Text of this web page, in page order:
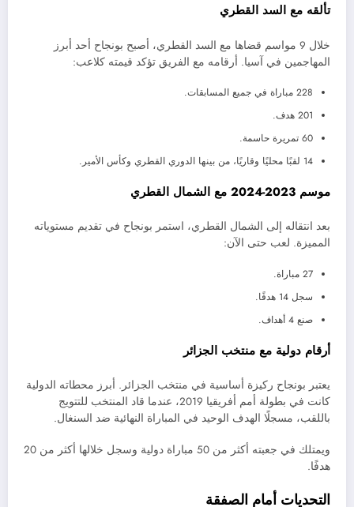
تألقه مع السد القطري
خلال 9 مواسم قضاها مع السد القطري، أصبح بونجاح أحد أبرز
المهاجمين في آسيا. أرقامه مع الفريق تؤكد قيمته كلاعب:
228 مباراة في جميع المسابقات.
201 هدف.
60 تمريرة حاسمة.
14 لقبًا محليًا وقاريًا، من بينها الدوري القطري وكأس الأمير.
موسم 2023-2024 مع الشمال القطري
بعد انتقاله إلى الشمال القطري، استمر بونجاح في تقديم مستوياته
المميزة. لعب حتى الآن:
27 مباراة.
سجل 14 هدفًا.
صنع 4 أهداف.
أرقام دولية مع منتخب الجزائر
يعتبر بونجاح ركيزة أساسية في منتخب الجزائر. أبرز محطاته الدولية
كانت في بطولة أمم أفريقيا 2019، عندما قاد المنتخب للتتويج
باللقب، مسجلًا الهدف الوحيد في المباراة النهائية ضد السنغال.
ويمتلك في جعبته أكثر من 50 مباراة دولية وسجل خلالها أكثر من 20
هدفًا.
التحديات أمام الصفقة